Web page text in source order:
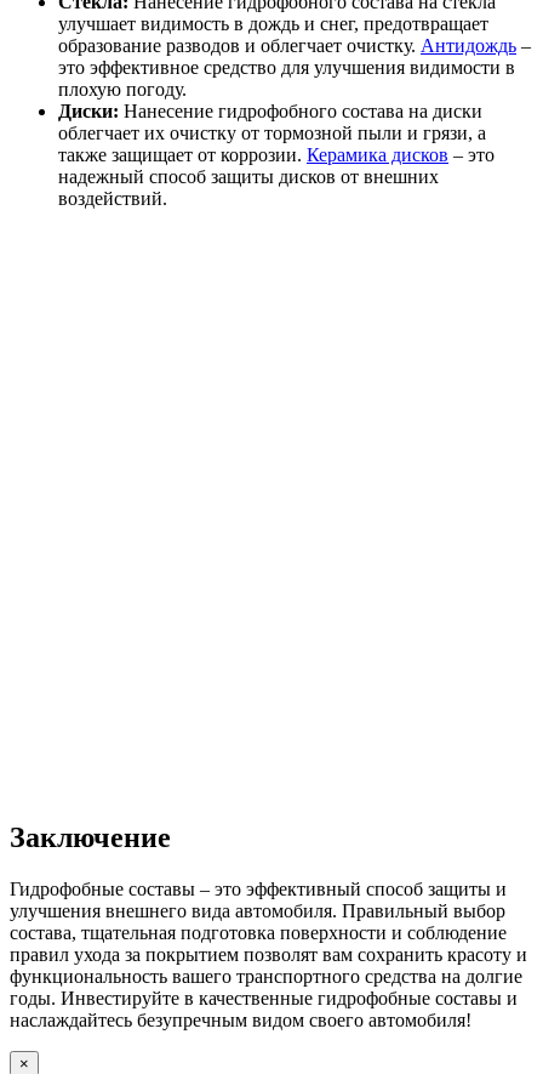
улучшает видимость в дождь и снег, предотвращает
образование разводов и облегчает очистку. Антидождь –
это эффективное средство для улучшения видимости в
плохую погоду.
Диски: Нанесение гидрофобного состава на диски
облегчает их очистку от тормозной пыли и грязи, а
также защищает от коррозии. Керамика дисков – это
надежный способ защиты дисков от внешних
воздействий.
Заключение
Гидрофобные составы – это эффективный способ защиты и
улучшения внешнего вида автомобиля. Правильный выбор
состава, тщательная подготовка поверхности и соблюдение
правил ухода за покрытием позволят вам сохранить красоту и
функциональность вашего транспортного средства на долгие
годы. Инвестируйте в качественные гидрофобные составы и
наслаждайтесь безупречным видом своего автомобиля!
×